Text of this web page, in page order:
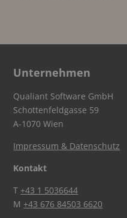
Unternehmen
Qualiant Software GmbH
Schottenfeldgasse 59
A-1070 Wien
Impressum & Datenschutz
Kontakt
T+43 1 5036644
M+43 676 84503 6620